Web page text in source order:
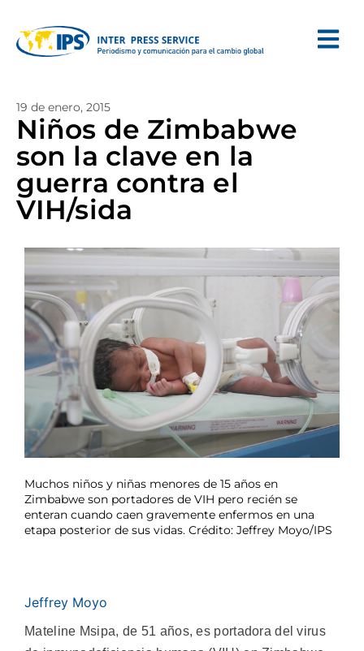
19 de enero, 2015
Niños de Zimbabwe
son la clave en la
guerra contra el
VIH/sida
Muchos niños y niñas menores de 15 años en
Zimbabwe son portadores de VIH pero recién se
enteran cuando caen gravemente enfermos en una
etapa posterior de sus vidas. Crédito: Jeffrey Moyo/IPS
Jeffrey Moyo
Mateline Msipa, de 51 años, es portadora del virus